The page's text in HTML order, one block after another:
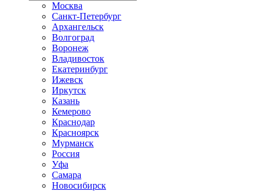
Москва
Санкт-Петербург
Архангельск
Волгоград
Воронеж
Владивосток
Екатеринбург
Ижевск
Иркутск
Казань
Кемерово
Краснодар
Красноярск
Мурманск
Россия
Уфа
Самара
Новосибирск